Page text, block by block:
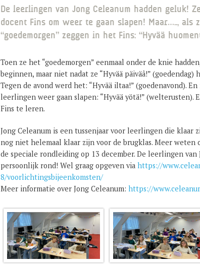
De leerlingen van Jong Celeanum hadden geluk!
docent Fins om weer te gaan slapen! Maar….., als
“goedemorgen” zeggen in het Fins: “Hyvää
Toen ze het “goedemorgen” eenmaal onder de knie
beginnen, maar niet nadat ze “Hyvää päiväâ!” (goedendag)
Tegen de avond werd het: “Hyvää iltaa!” (goedenavond).
leerlingen weer gaan slapen: “Hyvää yötä!”
Fins te leren.
Jong Celeanum is een tussenjaar voor leerlingen die klaar
nog niet helemaal klaar zijn voor de brugklas. Meer weten
de speciale rondleiding op 13 december. De leerlingen
persoonlijk rond! Wel graag opgeven via https://
8/voorlichtingsbijeenkomsten/
Meer informatie over Jong Celeanum: https://